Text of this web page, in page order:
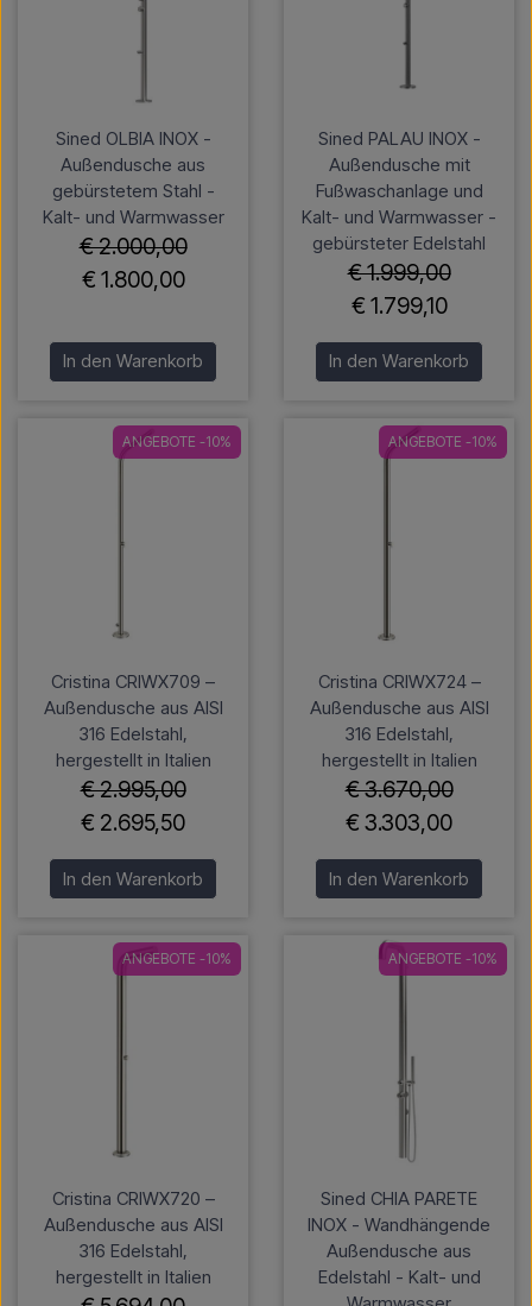
Sined OLBIA INOX -
Außendusche aus
gebürstetem Stahl -
Kalt- und Warmwasser
€ 2.000,00
€ 1.800,00
In den Warenkorb
Sined PALAU INOX -
Außendusche mit
Fußwaschanlage und
Kalt- und Warmwasser -
gebürsteter Edelstahl
€ 1.999,00
€ 1.799,10
In den Warenkorb
ANGEBOTE -10%
Cristina CRIWX709 –
Außendusche aus AISI
316 Edelstahl,
hergestellt in Italien
€ 2.995,00
€ 2.695,50
In den Warenkorb
ANGEBOTE -10%
Cristina CRIWX724 –
Außendusche aus AISI
316 Edelstahl,
hergestellt in Italien
€ 3.670,00
€ 3.303,00
In den Warenkorb
ANGEBOTE -10%
Cristina CRIWX720 –
Außendusche aus AISI
316 Edelstahl,
hergestellt in Italien
ANGEBOTE -10%
Sined CHIA PARETE
INOX - Wandhängende
Außendusche aus
Edelstahl - Kalt- und